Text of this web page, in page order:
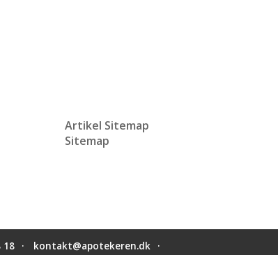
Artikel Sitemap
Sitemap
18
kontakt@apotekeren.dk